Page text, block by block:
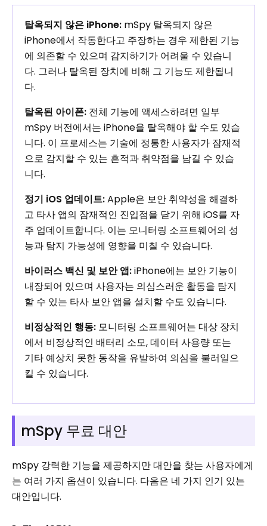
탈옥되지 않은 iPhone: mSpy 탈옥되지 않은
iPhone에서 작동한다고 주장하는 경우 제한된 기능
에 의존할 수 있으며 감지하기가 어려울 수 있습니
다. 그러나 탈옥된 장치에 비해 그 기능도 제한됩니
다.
탈옥된 아이폰: 전체 기능에 액세스하려면 일부
mSpy 버전에서는 iPhone을 탈옥해야 할 수도 있습
니다. 이 프로세스는 기술에 정통한 사용자가 잠재적
으로 감지할 수 있는 흔적과 취약점을 남길 수 있습
니다.
정기 iOS 업데이트:Apple은 보안 취약성을 해결하
고 타사 앱의 잠재적인 진입점을 닫기 위해 iOS를 자
주 업데이트합니다. 이는 모니터링 소프트웨어의 성
능과 탐지 가능성에 영향을 미칠 수 있습니다.
바이러스 백신 및 보안 앱:iPhone에는 보안 기능이
내장되어 있으며 사용자는 의심스러운 활동을 탐지
할 수 있는 타사 보안 앱을 설치할 수도 있습니다.
비정상적인 행동: 모니터링 소프트웨어는 대상 장치
에서 비정상적인 배터리 소모, 데이터 사용량 또는
기타 예상치 못한 동작을 유발하여 의심을 불러일으
킬 수 있습니다.
mSpy 무료 대안
mSpy 강력한 기능을 제공하지만 대안을 찾는 사용자에게
는 여러 가지 옵션이 있습니다. 다음은 네 가지 인기 있는
대안입니다.